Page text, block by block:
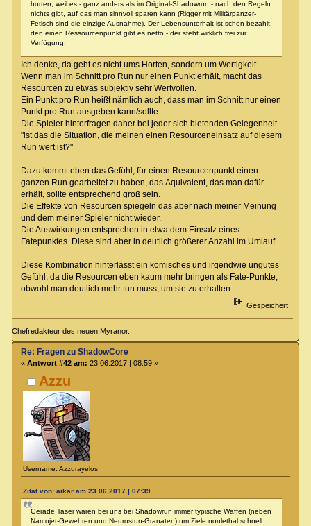
horten, weil es - ganz anders als im Original-Shadowrun - nach den Regeln
nichts gibt, auf das man sinnvoll sparen kann (Rigger mit Militärpanzer-
Fetisch sind die einzige Ausnahme). Der Lebensunterhalt ist schon bezahlt,
den einen Ressourcenpunkt gibt es netto - der steht wirklich frei zur
Verfügung.
Ich denke, da geht es nicht ums Horten, sondern um Wertigkeit.
Wenn man im Schnitt pro Run nur einen Punkt erhält, macht das
Resourcen zu etwas subjektiv sehr Wertvollen.
Ein Punkt pro Run heißt nämlich auch, dass man im Schnitt nur einen
Punkt pro Run ausgeben kann/sollte.
Die Spieler hinterfragen daher bei jeder sich bietenden Gelegenheit
"ist das die Situation, die meinen einen Resourceneinsatz auf diesem
Run wert ist?"
Dazu kommt eben das Gefühl, für einen Resourcenpunkt einen
ganzen Run gearbeitet zu haben, das Äquivalent, das man dafür
erhält, sollte entsprechend groß sein.
Die Effekte von Resourcen spiegeln das aber nach meiner Meinung
und dem meiner Spieler nicht wieder.
Die Auswirkungen entsprechen in etwa dem Einsatz eines
Fatepunktes. Diese sind aber in deutlich größerer Anzahl im Umlauf.
Diese Kombination hinterlässt ein komisches und irgendwie ungutes
Gefühl, da die Resourcen eben kaum mehr bringen als Fate-Punkte,
obwohl man deutlich mehr tun muss, um sie zu erhalten.
Gespeichert
Chefredakteur des neuen Myranor.
Azzu
Username: Azzurayelos
Re: Fragen zu ShadowCore
« Antwort #42 am: 23.06.2017 | 08:59 »
Zitat von: aikar am 23.06.2017 | 07:39
Gerade Taser waren bei uns bei Shadowrun immer typische Waffen (neben
Narcojet-Gewehren und Neurostun-Granaten) um Ziele nonlethal schnell